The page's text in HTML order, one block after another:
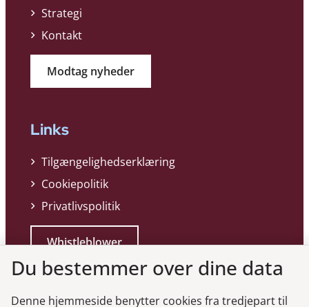
Strategi
Kontakt
Modtag nyheder
Links
Tilgængelighedserklæring
Cookiepolitik
Privatlivspolitik
Whistleblower
Du bestemmer over dine data
Denne hjemmeside benytter cookies fra tredjepart til